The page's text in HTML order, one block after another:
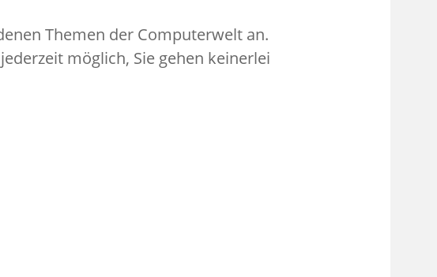
Themen der Computerwelt an.
möglich, Sie gehen keinerlei